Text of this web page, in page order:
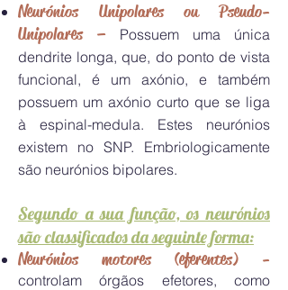
Neurónios Unipolares ou Pseudo-
Unipolares –
Possuem uma única
dendrite longa, que, do ponto de vista
funcional, é um axónio, e também
possuem um axónio curto que se liga
à espinal-medula. Estes neurónios
existem no SNP. Embriologicamente
são neurónios bipolares.
Segundo a sua função, os neurónios
são classificados da seguinte forma:
Neurónios motores (eferentes) -
controlam órgãos efetores, como